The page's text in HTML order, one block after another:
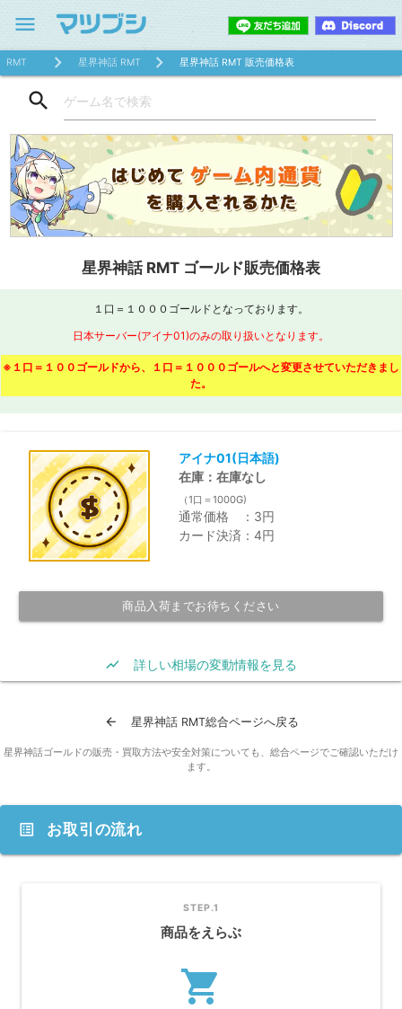
menu
RMT 星界神話 RMT 星界神話 RMT 販売価格表
search
星界神話 RMT ゴールド販売価格表
１口＝１０００ゴールドとなっております。
日本サーバー(アイナ01)のみの取り扱いとなります。
※１口＝１００ゴールドから、１口＝１０００ゴールへと変更させていただきまし
た。
アイナ01(日本語)
在庫：在庫なし
（1口＝1000G)
通常価格 ：3円
カード決済：4円
商品入荷までお待ちください
show_chart 詳しい相場の変動情報を見る
arrow_back 星界神話 RMT総合ページへ戻る
星界神話ゴールドの販売・買取方法や安全対策についても、総合ページでご確認いただけ
ます。
list_alt お取引の流れ
STEP.1
商品をえらぶ
shopping_cart